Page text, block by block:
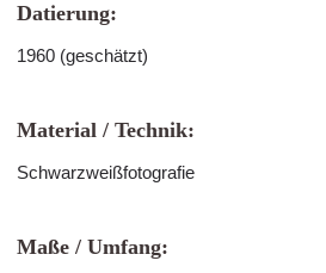
Datierung:
1960 (geschätzt)
Material / Technik:
Schwarzweißfotografie
Maße / Umfang: